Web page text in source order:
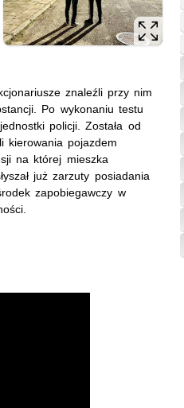
znaleźli przy nim
Po wykonaniu testu
policji. Została od
kierowania pojazdem
na której mieszka
już zarzuty posiadania
zapobiegawczy w